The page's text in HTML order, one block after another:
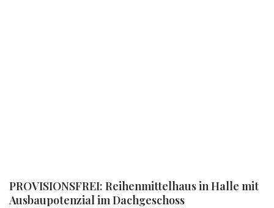
PROVISIONSFREI: Reihenmittelhaus in Halle mit
Ausbaupotenzial im Dachgeschoss